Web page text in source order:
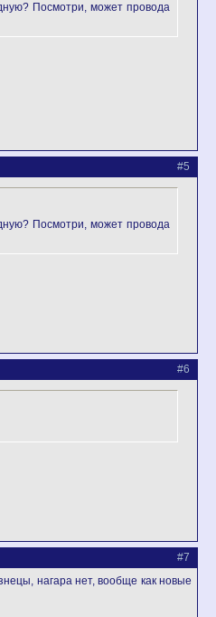
Посмотри, может провода
#5
Посмотри, может провода
#6
#7
нагара нет, вообще как новые